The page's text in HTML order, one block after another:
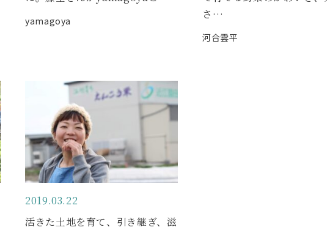
yamagoya
さ…
河合雲平
2019.03.22
活きた土地を育て、引き継ぎ、滋